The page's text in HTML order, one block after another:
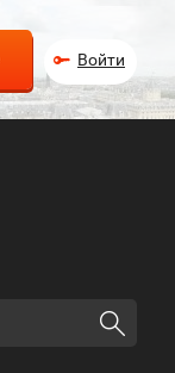
Войти